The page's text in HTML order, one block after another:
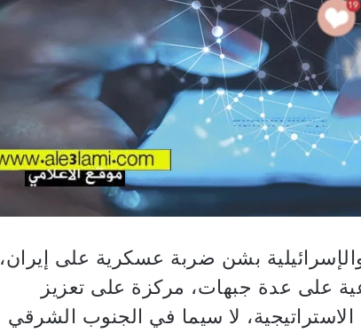
بشن ضربة عسكرية على إيران،
على عدة جبهات، مركزة على تعزيز
الاستراتيجية، لا سيما في الجنوب الشرقي